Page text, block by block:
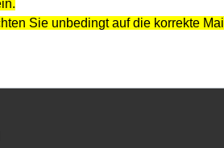
Sie unbedingt auf die korrekte